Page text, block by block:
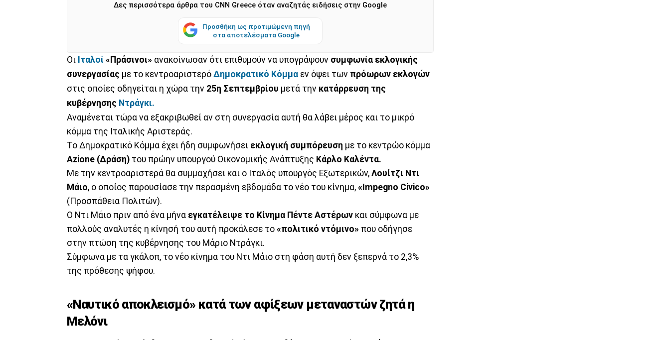
Δες περισσότερα άρθρα του CNN Greece όταν αναζητάς ειδήσεις στην Google
Προσθήκη ως προτιμώμενη πηγή
στα αποτελέσματα Google
Οι Ιταλοί «Πράσινοι» ανακοίνωσαν ότι επιθυμούν να υπογράψουν συμφωνία εκλογικής
συνεργασίας με το κεντροαριστερό Δημοκρατικό Κόμμα εν όψει των πρόωρων εκλογών
στις οποίες οδηγείται η χώρα την 25η Σεπτεμβρίου μετά την κατάρρευση της
κυβέρνησης Ντράγκι.
Αναμένεται τώρα να εξακριβωθεί αν στη συνεργασία αυτή θα λάβει μέρος και το μικρό
κόμμα της Ιταλικής Αριστεράς.
Το Δημοκρατικό Κόμμα έχει ήδη συμφωνήσει εκλογική συμπόρευση με το κεντρώο κόμμα
Azione (Δράση) του πρώην υπουργού Οικονομικής Ανάπτυξης Κάρλο Καλέντα.
Με την κεντροαριστερά θα συμμαχήσει και ο Ιταλός υπουργός Εξωτερικών, Λουίτζι Ντι
Μάιο, ο οποίος παρουσίασε την περασμένη εβδομάδα το νέο του κίνημα, «Impegno Civico»
(Προσπάθεια Πολιτών).
Ο Ντι Μάιο πριν από ένα μήνα εγκατέλειψε το Κίνημα Πέντε Αστέρων και σύμφωνα με
πολλούς αναλυτές η κίνησή του αυτή προκάλεσε το «πολιτικό ντόμινο» που οδήγησε
στην πτώση της κυβέρνησης του Μάριο Ντράγκι.
Σύμφωνα με τα γκάλοπ, το νέο κίνημα του Ντι Μάιο στη φάση αυτή δεν ξεπερνά το 2,3%
της πρόθεσης ψήφου.
«Ναυτικό αποκλεισμό» κατά των αφίξεων μεταναστών ζητά η
Μελόνι